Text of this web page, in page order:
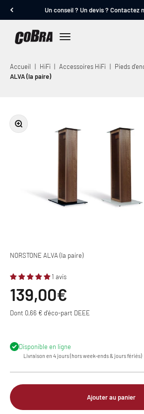
Un conseil ? Un devis ? Contactez
Cobra.fr
Accueil | HiFi | Accessoires HiFi | Pieds
ALVA (la paire)
Zoomer sur l'image
NORSTONE ALVA (la paire)
1 avis
Prix de vente
139,00€
Dont 0,66 € d'éco-part DEEE
Disponible en ligne
Livraison en 4 jours (hors week-ends & jours fériés)
Ajouter au panier